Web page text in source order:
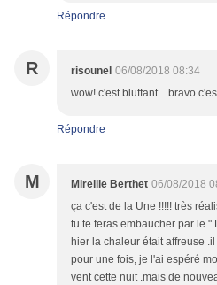
Répondre
R risounel 06/08/2018 08:34
wow! c'est bluffant... bravo
Répondre
M Mireille Berthet 06/08/2018
ça c'est de la Une !!!!! très
tu te feras embaucher par le "
hier la chaleur était affreuse
pour une fois, je l'ai espéré
vent cette nuit .mais de